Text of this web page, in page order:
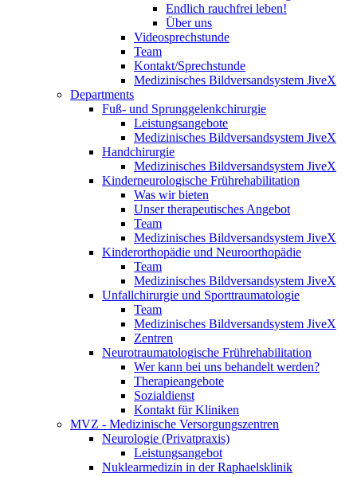
Endlich rauchfrei leben!
Über uns
Videosprechstunde
Team
Kontakt/Sprechstunde
Medizinisches Bildversandsystem JiveX
Departments
Fuß- und Sprunggelenkchirurgie
Leistungsangebote
Medizinisches Bildversandsystem JiveX
Handchirurgie
Medizinisches Bildversandsystem JiveX
Kinderneurologische Frührehabilitation
Was wir bieten
Unser therapeutisches Angebot
Team
Medizinisches Bildversandsystem JiveX
Kinderorthopädie und Neuroorthopädie
Team
Medizinisches Bildversandsystem JiveX
Unfallchirurgie und Sporttraumatologie
Team
Medizinisches Bildversandsystem JiveX
Zentren
Neurotraumatologische Frührehabilitation
Wer kann bei uns behandelt werden?
Therapieangebote
Sozialdienst
Kontakt für Kliniken
MVZ - Medizinische Versorgungszentren
Neurologie (Privatpraxis)
Leistungsangebot
Nuklearmedizin in der Raphaelsklinik